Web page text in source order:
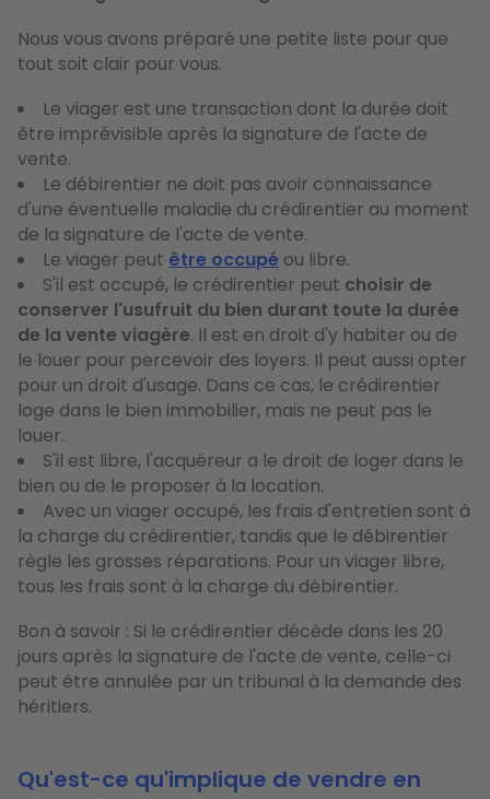
Nous vous avons préparé une petite liste pour que
tout soit clair pour vous.
Le viager est une transaction dont la durée doit
être imprévisible après la signature de l'acte de
vente.
Le débirentier ne doit pas avoir connaissance
d'une éventuelle maladie du crédirentier au moment
de la signature de l'acte de vente.
Le viager peut être occupé ou libre.
S'il est occupé, le crédirentier peut choisir de
conserver l'usufruit du bien durant toute la durée
de la vente viagère. Il est en droit d'y habiter ou de
le louer pour percevoir des loyers. Il peut aussi opter
pour un droit d'usage. Dans ce cas, le crédirentier
loge dans le bien immobilier, mais ne peut pas le
louer.
S'il est libre, l'acquéreur a le droit de loger dans le
bien ou de le proposer à la location.
Avec un viager occupé, les frais d'entretien sont à
la charge du crédirentier, tandis que le débirentier
règle les grosses réparations. Pour un viager libre,
tous les frais sont à la charge du débirentier.
Bon à savoir : Si le crédirentier décède dans les 20
jours après la signature de l'acte de vente, celle-ci
peut être annulée par un tribunal à la demande des
héritiers.
Qu'est-ce qu'implique de vendre en